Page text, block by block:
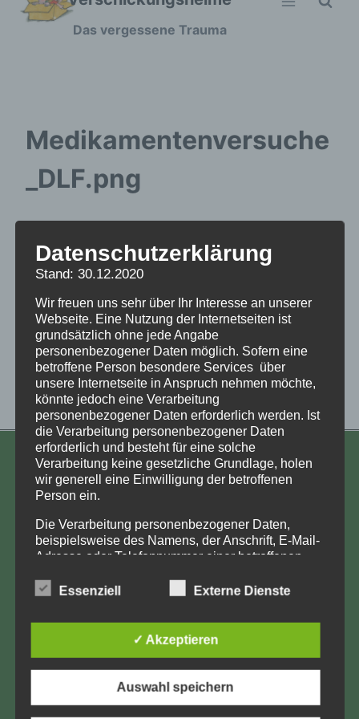
Zum
Das vergessene Trauma
Medikamentenversuche
_DLF.png
KONTAKT
Aufarbeitung und Erforschung
Kinderverschickung e.V.
Anja Röhl
12059 Berlin
Datenschutzerklärung
Stand: 30.12.2020
Wir freuen uns sehr über Ihr Interesse an unserer
Webseite. Eine Nutzung der Internetseiten ist
grundsätzlich ohne jede Angabe
personenbezogener Daten möglich. Sofern eine
betroffene Person besondere Services über
unsere Internetseite in Anspruch nehmen möchte,
könnte jedoch eine Verarbeitung
personenbezogener Daten erforderlich werden. Ist
die Verarbeitung personenbezogener Daten
erforderlich und besteht für eine solche
Verarbeitung keine gesetzliche Grundlage, holen
wir generell eine Einwilligung der betroffenen
Person ein.
Die Verarbeitung personenbezogener Daten,
beispielsweise des Namens, der Anschrift, E-Mail-
Adresse oder Telefonnummer einer betroffenen
Datenschutz-Grundverordnung und in
landesspezifischen Datenschutzbestimmungen.
Mittels dieser Datenschutzerklärung möchte unser
und Zweck der von uns erhobenen, genutzten und
verarbeiteten personenbezogenen Daten
Essenziell Externe Dienste
✓ Akzeptieren
Auswahl speichern